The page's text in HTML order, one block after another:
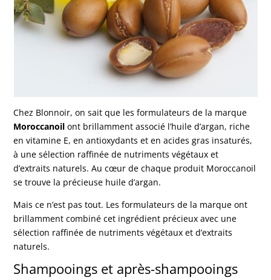
Chez Blonnoir, on sait que les formulateurs de la marque
Moroccanoilont brillamment associé l’huile d’argan, riche
en vitamine E, en antioxydants et en acides gras insaturés,
à une sélection raffinée de nutriments végétaux et
d’extraits naturels. Au cœur de chaque produit Moroccanoil
se trouve la précieuse huile d’argan.
Mais ce n’est pas tout. Les formulateurs de la marque ont
brillamment combiné cet ingrédient précieux avec une
sélection raffinée de nutriments végétaux et d’extraits
naturels.
Shampooings et après-shampooings